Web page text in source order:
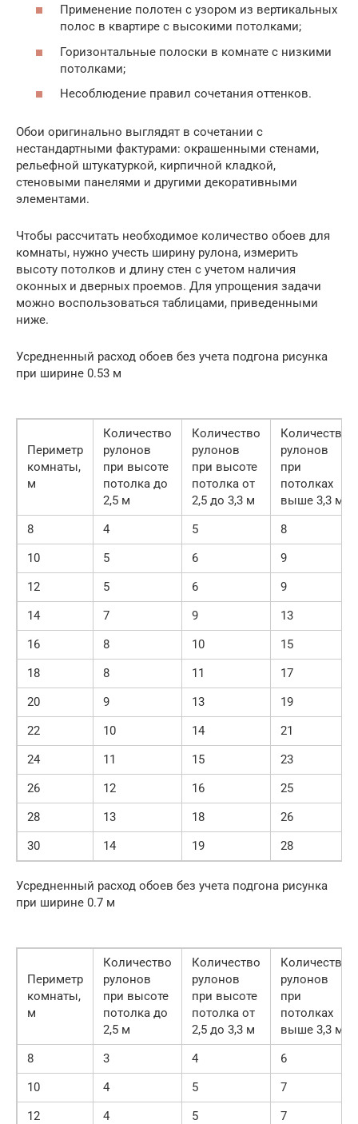
Применение полотен с узором из вертикальных
полос в квартире с высокими потолками;
Горизонтальные полоски в комнате с низкими
потолками;
Несоблюдение правил сочетания оттенков.
Обои оригинально выглядят в сочетании с
нестандартными фактурами: окрашенными стенами,
рельефной штукатуркой, кирпичной кладкой,
стеновыми панелями и другими декоративными
элементами.
Чтобы рассчитать необходимое количество обоев для
комнаты, нужно учесть ширину рулона, измерить
высоту потолков и длину стен с учетом наличия
оконных и дверных проемов. Для упрощения задачи
можно воспользоваться таблицами, приведенными
ниже.
Усредненный расход обоев без учета подгона рисунка
при ширине 0.53 м
Периметр
комнаты,
м
Количество
рулонов
при высоте
потолка до
2,5 м
Количество
рулонов
при высоте
потолка от
2,5 до 3,3 м
Количество
рулонов
при
потолках
выше 3,3 м
8
4 5
8
10
5 6
9
12
5 6
9
14
7 9
13
16
8 10
15
18
8 11
17
20
9 13
19
22
10 14
21
24
11 15
23
26
12 16
25
28
13 18
26
30
14 19 28
Усредненный расход обоев без учета подгона рисунка
при ширине 0.7 м
Периметр
комнаты,
м
Количество
рулонов
при высоте
потолка до
2,5 м
Количество
рулонов
при высоте
потолка от
2,5 до 3,3 м
Количество
рулонов
при
потолках
выше 3,3 м
8
3 4
6
10
4 5
7
12
4 5
7